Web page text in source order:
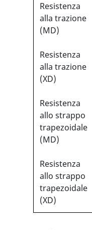
Resistenza
alla trazione
(MD)
Resistenza
alla trazione
(XD)
Resistenza
allo strappo
trapezoidale
(MD)
Resistenza
allo strappo
trapezoidale
(XD)